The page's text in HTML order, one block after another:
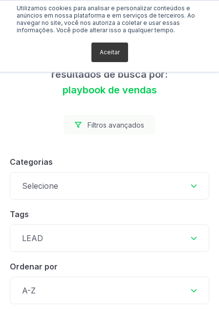
Utilizamos cookies para analisar e personalizar conteúdos e
anúncios em nossa plataforma e em serviços de terceiros. Ao
navegar no site, você nos autoriza a coletar e usar essas
informações. Você pode alterar isso a qualquer tempo.
Aceitar
Foram encontrados 0
resultados de busca por:
playbook de vendas
Filtros avançados
Categorias
Selecione
Tags
LEAD
Ordenar por
A-Z